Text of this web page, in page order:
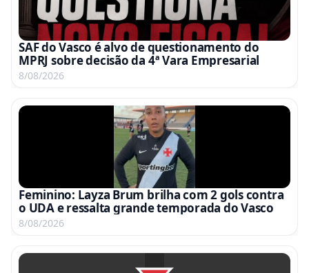
SAF do Vasco é alvo de questionamento do
MPRJ sobre decisão da 4ª Vara Empresarial
8/08/2026
Feminino: Layza Brum brilha com 2 gols contra
o UDA e ressalta grande temporada do Vasco
8/08/2026